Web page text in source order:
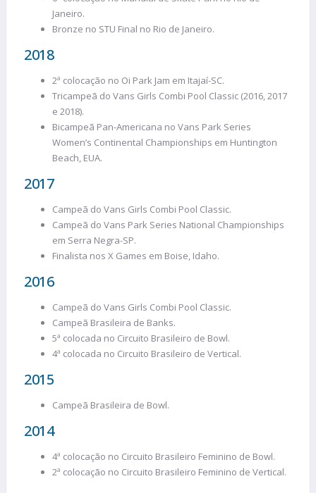
Janeiro.
Bronze no STU Final no Rio de Janeiro.
2018
2ª colocação no Oi Park Jam em Itajaí-SC.
Tricampeã do Vans Girls Combi Pool Classic (2016, 2017
e 2018).
Bicampeã Pan-Americana no Vans Park Series
Women’s Continental Championships em Huntington
Beach, EUA.
2017
Campeã do Vans Girls Combi Pool Classic.
Campeã do Vans Park Series National Championships
em Serra Negra-SP.
Finalista nos X Games em Boise, Idaho.
2016
Campeã do Vans Girls Combi Pool Classic.
Campeã Brasileira de Banks.
5ª colocada no Circuito Brasileiro de Bowl.
4ª colocada no Circuito Brasileiro de Vertical.
2015
Campeã Brasileira de Bowl.
2014
4ª colocação no Circuito Brasileiro Feminino de Bowl.
2ª colocação no Circuito Brasileiro Feminino de Vertical.